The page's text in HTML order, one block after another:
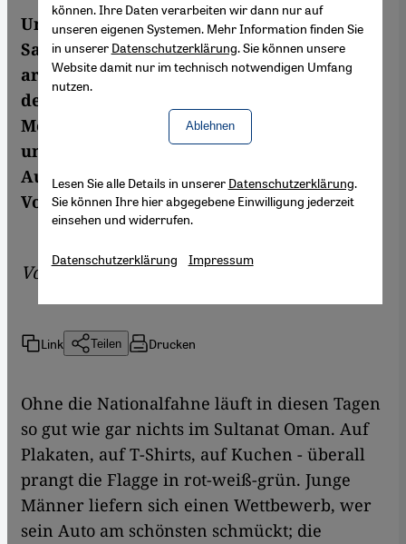
Unverheiratet und kinderlos: Qaboos bin
Said Al-Said ist eine Ausnahme in der
arabischen Welt. Seit 45 Jahren steht er an
der Spitze seines Staates. Doch wer dem
Monarchen einmal nachfolgen wird, ist
unbekannt. Nur soviel ist klar: Der
Auserwählte wird es nicht leicht haben.
Von Anne Allmeling
VonAnne Allmeling
Link Teilen Drucken
Ohne die Nationalfahne läuft in diesen Tagen
so gut wie gar nichts im Sultanat Oman. Auf
Plakaten, auf T-Shirts, auf Kuchen - überall
prangt die Flagge in rot-weiß-grün. Junge
Männer liefern sich einen Wettbewerb, wer
sein Auto am schönsten schmückt; die
können. Ihre Daten verarbeiten wir dann nur auf
unseren eigenen Systemen. Mehr Information finden Sie
in unserer Datenschutzerklärung. Sie können unsere
Website damit nur im technisch notwendigen Umfang
nutzen.
Ablehnen
Lesen Sie alle Details in unserer Datenschutzerklärung.
Sie können Ihre hier abgegebene Einwilligung jederzeit
einsehen und widerrufen.
Datenschutzerklärung Impressum